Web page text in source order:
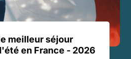
meilleur séjour
en France - 2026